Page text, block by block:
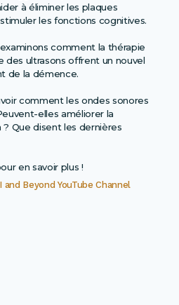
à éliminer les plaques
les fonctions cognitives.
comment la thérapie
des ultrasons offrent un nouvel
de la démence.
comment les ondes sonores
elles améliorer la
Que disent les dernières
en savoir plus !
and Beyond YouTube Channel